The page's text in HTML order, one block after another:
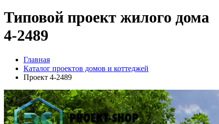
Типовой проект жилого дома
4-2489
Главная
Каталог проектов домов и коттеджей
Проект 4-2489